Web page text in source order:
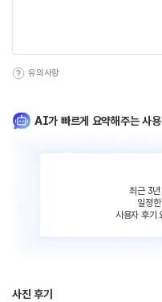
유의사항
AI가 빠르게 요약해주는 사용
최근 3년
일정
사용자 후기
사진 후기